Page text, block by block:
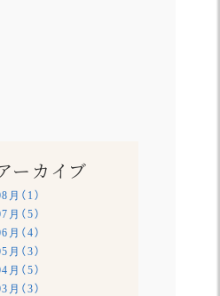
ーカイブ
（1）
（5）
（4）
（3）
（5）
（3）